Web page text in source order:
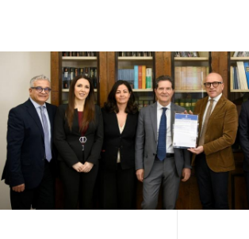
Consegna certificato pdr 125_Banca